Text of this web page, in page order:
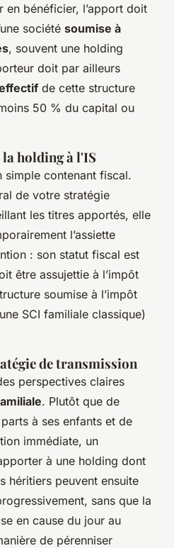
en bénéficier, l’apport doit
société soumise à
, souvent une holding
doit par ailleurs
de cette structure
50 % du capital ou
holding à l'IS
simple contenant fiscal.
de votre stratégie
les titres apportés, elle
l’assiette
: son statut fiscal est
être assujettie à l’impôt
soumise à l’impôt
SCI familiale classique)
de transmission
perspectives claires
. Plutôt que de
à ses enfants et de
immédiate, un
à une holding dont
héritiers peuvent ensuite
sans que la
en cause du jour au
de pérenniser